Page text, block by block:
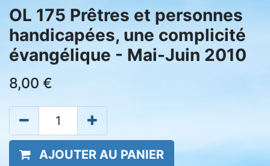
OL 175 Prêtres et personnes
handicapées, une complicité
évangélique - Mai-Juin 2010
8,00 €
AJOUTER AU PANIER